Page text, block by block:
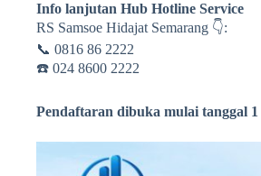
Info lanjutan Hub Hotline Service
RS Samsoe Hidajat Semarang 👇:
📞 0816 86 2222
☎️ 024 8600 2222
Pendaftaran dibuka mulai tanggal 1